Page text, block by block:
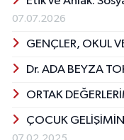
07.07.2026
GENÇLER, OKUL
Dr. ADA BEYZA
ORTAK
ÇOCUK